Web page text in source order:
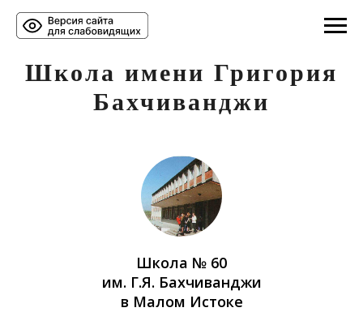
Школа имени Григория
Бахчиванджи
Школа № 60
им. Г.Я. Бахчиванджи
в Малом Истоке